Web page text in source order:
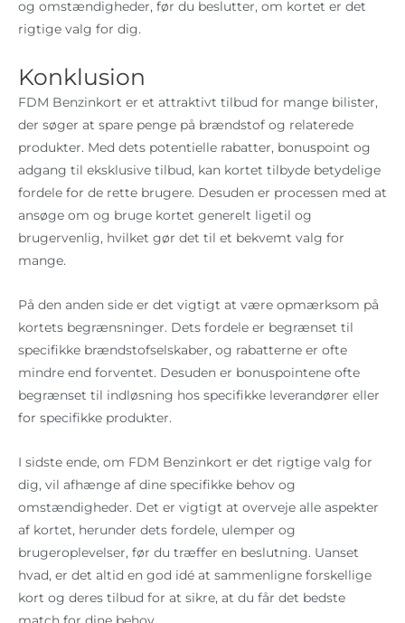
og omstændigheder, før du beslutter, om kortet er det
rigtige valg for dig.
Konklusion
FDM Benzinkort er et attraktivt tilbud for mange bilister,
der søger at spare penge på brændstof og relaterede
produkter. Med dets potentielle rabatter, bonuspoint og
adgang til eksklusive tilbud, kan kortet tilbyde betydelige
fordele for de rette brugere. Desuden er processen med at
ansøge om og bruge kortet generelt ligetil og
brugervenlig, hvilket gør det til et bekvemt valg for
mange.
På den anden side er det vigtigt at være opmærksom på
kortets begrænsninger. Dets fordele er begrænset til
specifikke brændstofselskaber, og rabatterne er ofte
mindre end forventet. Desuden er bonuspointene ofte
begrænset til indløsning hos specifikke leverandører eller
for specifikke produkter.
I sidste ende, om FDM Benzinkort er det rigtige valg for
dig, vil afhænge af dine specifikke behov og
omstændigheder. Det er vigtigt at overveje alle aspekter
af kortet, herunder dets fordele, ulemper og
brugeroplevelser, før du træffer en beslutning. Uanset
hvad, er det altid en god idé at sammenligne forskellige
kort og deres tilbud for at sikre, at du får det bedste